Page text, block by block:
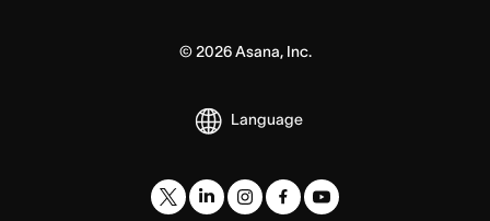
© 2026Asana, Inc.
Language